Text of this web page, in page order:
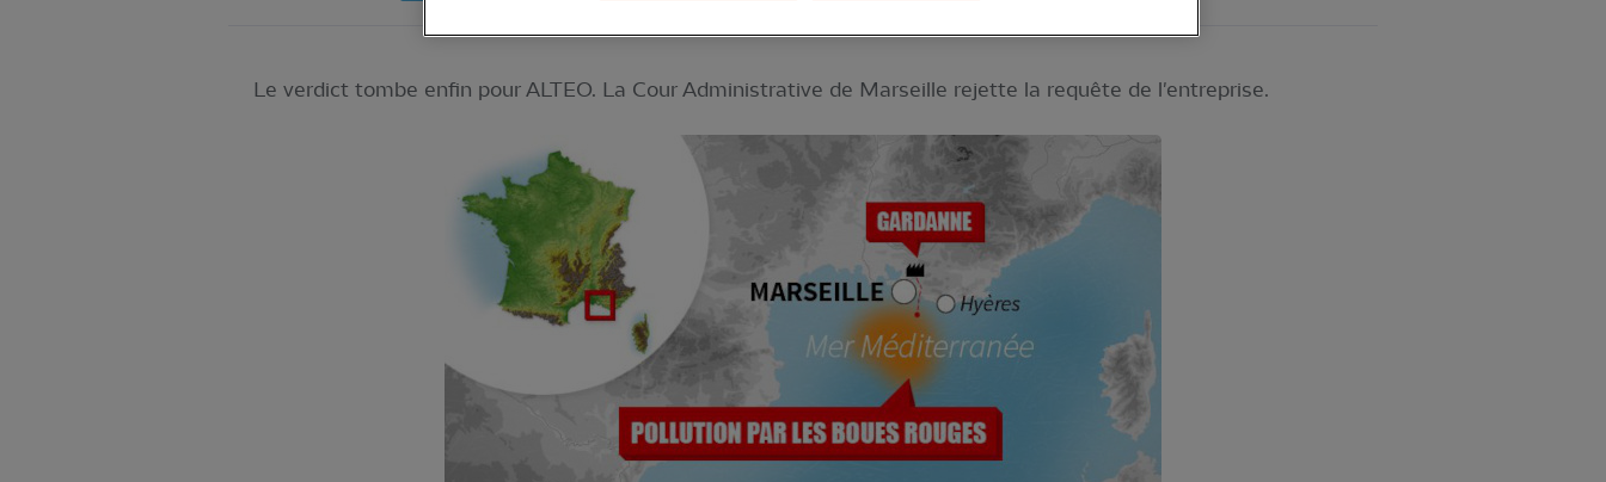
Le verdict tombe enfin pour ALTEO. La Cour Administrative de Marseille rejette la requête de l'entreprise.